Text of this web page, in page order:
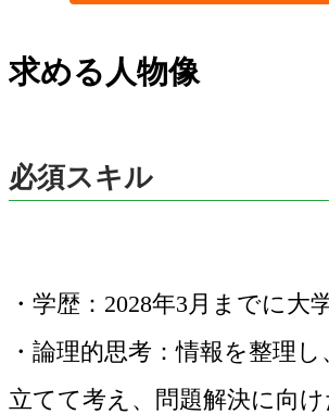
求める人物像
必須スキル
・学歴：2028年3月までに大
・論理的思考：情報を整理
立てて考え、問題解決に向